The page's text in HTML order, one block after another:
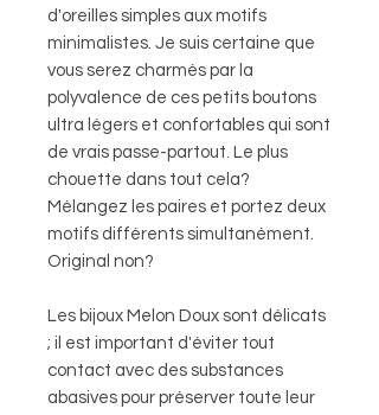
d'oreilles simples aux motifs
minimalistes. Je suis certaine que
vous serez charmés par la
polyvalence de ces petits boutons
ultra légers et confortables qui sont
de vrais passe-partout. Le plus
chouette dans tout cela?
Mélangez les paires et portez deux
motifs différents simultanément.
Original non?
Les bijoux Melon Doux sont délicats
; il est important d'éviter tout
contact avec des substances
abasives pour préserver toute leur